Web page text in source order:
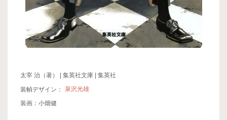
太宰 治（著） | 集英社文庫 | 集英社
装幀デザイン：
泉沢光雄
装画：小畑健